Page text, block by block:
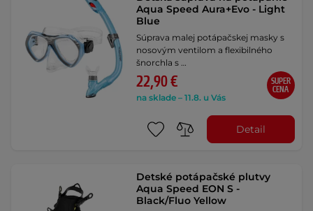
Aqua Speed Aura+Evo - Light
Blue
Súprava malej potápačskej masky s
nosovým ventilom a flexibilného
šnorchla s …
22,90 €
na sklade – 11.8. u Vás
SUPER
CENA
Detail
Detské potápačské plutvy
Aqua Speed EON S -
Black/Fluo Yellow